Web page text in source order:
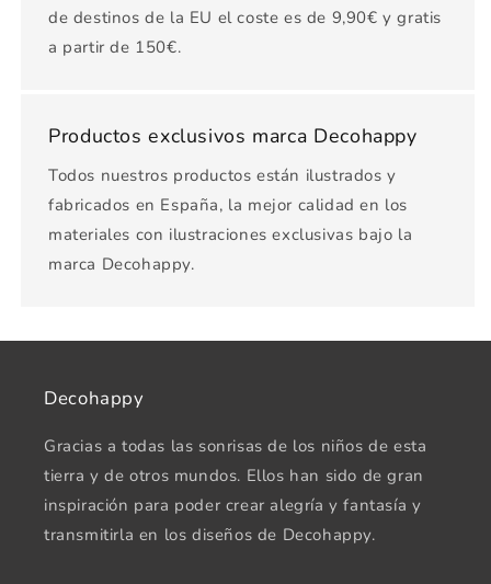
de destinos de la EU el coste es de 9,90€ y gratis
a partir de 150€.
Productos exclusivos marca Decohappy
Todos nuestros productos están ilustrados y
fabricados en España, la mejor calidad en los
materiales con ilustraciones exclusivas bajo la
marca Decohappy.
Decohappy
Gracias a todas las sonrisas de los niños de esta
tierra y de otros mundos. Ellos han sido de gran
inspiración para poder crear alegría y fantasía y
transmitirla en los diseños de Decohappy.